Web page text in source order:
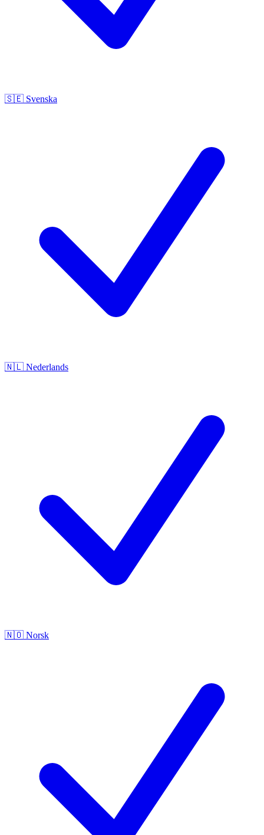
🇸🇪 Svenska
🇳🇱 Nederlands
🇳🇴 Norsk